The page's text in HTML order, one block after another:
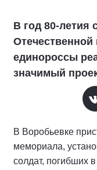
В год 80-летия
единороссы
значимый
В Воробьевке
мемориала,
солдат, погибших